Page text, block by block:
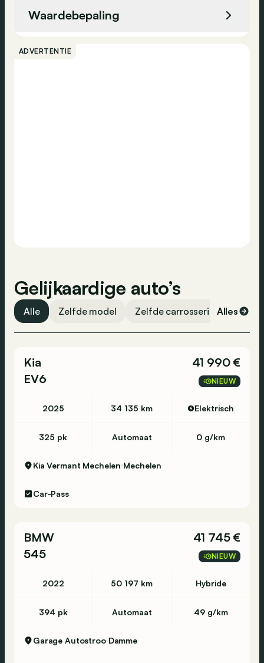
High-beam assistant
Achteruitrijcamera
Noodoproep
ESP
Alarm
Airbag passagier
Airbag bestuurder
Waardebepaling
ADVERTENTIE
Gelijkaardige auto’s
Alle Zelfde model Zelfde carrosserievorm
Alles
Kia
EV6
41 990 €
NIEUW
2025 34 135 km Elektrisch
325 pk Automaat 0 g/km
Kia Vermant Mechelen Mechelen
Car-Pass
BMW
545
41 745 €
NIEUW
2022 50 197 km Hybride
394 pk Automaat 49 g/km
Garage Autostroo Damme